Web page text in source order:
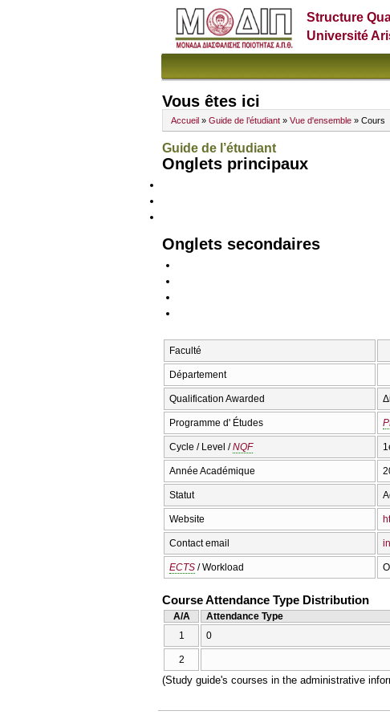
Structure
Université
Vous êtes ici
Accueil » Guide de l’étudiant » Vue d'ensemble » Cours
Guide de l’étudiant
Onglets principaux
Onglets secondaires
Faculté
Département
Qualification Awarded
Programme d' Études
Cycle / Level /NQF
Année Académique
Statut
Website
Contact email
ECTS / Workload
Course Attendance Type Distribution
A/A Attendance Type
1
0
2
(Study guide's courses in the administrative